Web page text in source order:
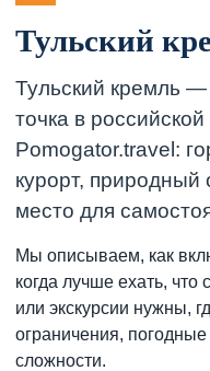
Тульский
Тульский кремль —
точка в
Pomogator.travel:
курорт, природный
место для
Мы описываем, как
когда лучше ехать, что
или экскурсии нужны,
ограничения,
сложности.